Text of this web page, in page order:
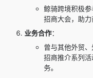
鲸骑跨境积极
招商大会，助力
业务合作：
曾与其他外贸
招商推介系列
务。